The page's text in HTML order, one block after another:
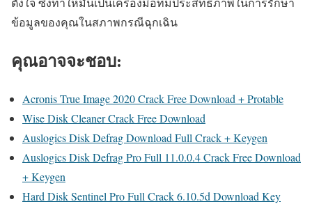
ข้อมูลของคุณในสภาพกรณีฉุกเฉิน
คุณอาจจะชอบ:
Acronis True Image 2020 Crack Free Download + Protable
Wise Disk Cleaner Crack Free Download
Auslogics Disk Defrag Download Full Crack + Keygen
Auslogics Disk Defrag Pro Full 11.0.0.4 Crack Free Download
+ Keygen
Hard Disk Sentinel Pro Full Crack 6.10.5d Download Key